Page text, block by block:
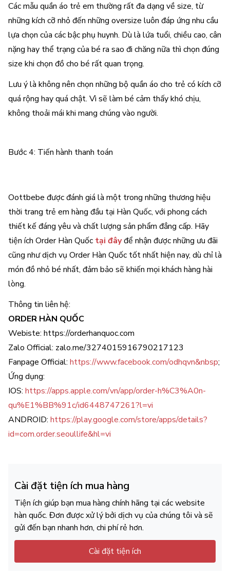
Các mẫu quần áo trẻ em thường rất đa dạng về size, từ
những kích cỡ nhỏ đến những oversize luôn đáp ứng nhu cầu
lựa chọn của các bậc phụ huynh. Dù là lứa tuổi, chiều cao, cân
nặng hay thể trạng của bé ra sao đi chăng nữa thì chọn đúng
size khi chọn đồ cho bé rất quan trọng.
Lưu ý là không nên chọn những bộ quần áo cho trẻ có kích cỡ
quá rộng hay quá chật. Vì sẽ làm bé cảm thấy khó chịu,
không thoải mái khi mang chúng vào người.
Bước 4: Tiến hành thanh toán
Oottbebe được đánh giá là một trong những thương hiệu
thời trang trẻ em hàng đầu tại Hàn Quốc, với phong cách
thiết kế đáng yêu và chất lượng sản phẩm đẳng cấp. Hãy
tiện ích Order Hàn Quốc tại đâyđể nhận được những ưu đãi
cũng như dịch vụ Order Hàn Quốc tốt nhất hiện nay, dù chỉ là
món đồ nhỏ bé nhất, đảm bảo sẽ khiến mọi khách hàng hài
lòng.
Thông tin liên hệ:
ORDER HÀN QUỐC
Webiste: https://orderhanquoc.com
Zalo Official: zalo.me/3274015916790217123
Fanpage Official: https://www.facebook.com/odhqvn&nbsp;
Ứng dụng:
IOS: https://apps.apple.com/vn/app/order-h%C3%A0n-
qu%E1%BB%91c/id6448747261?l=vi
ANDROID: https://play.google.com/store/apps/details?
id=com.order.seoullife&hl=vi
Cài đặt tiện ích mua hàng
Tiện ích giúp bạn mua hàng chính hãng tại các website
hàn quốc. Đơn được xử lý bởi dịch vụ của chúng tôi và sẽ
gửi đến bạn nhanh hơn, chi phí rẻ hơn.
Cài đặt tiện ích